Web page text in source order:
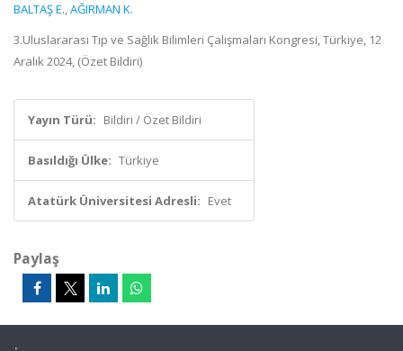
BALTAŞ E.,AĞIRMAN K.
3.Uluslararası Tıp ve Sağlık Bilimleri Çalışmaları Kongresi, Türkiye, 12
Aralık 2024, (Özet Bildiri)
Yayın Türü: Bildiri / Özet Bildiri
Basıldığı Ülke: Türkiye
Atatürk Üniversitesi Adresli: Evet
Paylaş